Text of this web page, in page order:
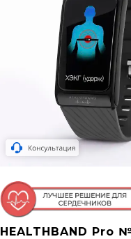
HEALTHBAND Pro